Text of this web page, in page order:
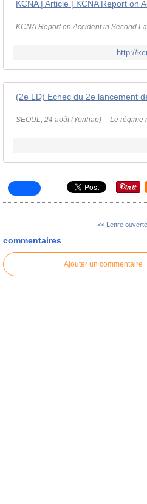
KCNA Report on Accident in Second
http://
SEOUL, 24 août (Yonhap) -- Le
<< Lettre
commentaires
Ajouter un commentaire